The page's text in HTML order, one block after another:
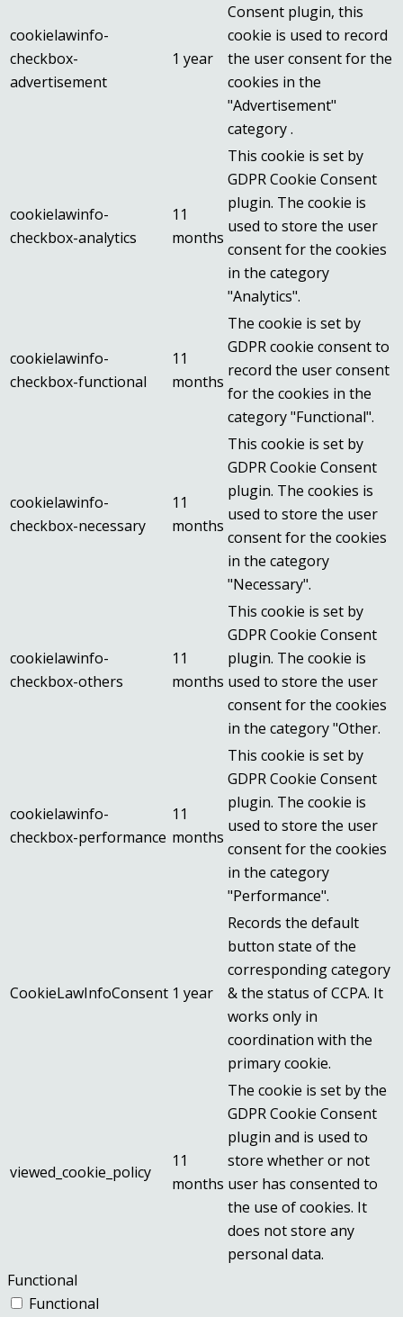
cookielawinfo-
checkbox-
advertisement
1 year
Consent plugin, this
cookie is used to record
the user consent for the
cookies in the
"Advertisement"
category .
cookielawinfo-
checkbox-analytics
11
months
This cookie is set by
GDPR Cookie Consent
plugin. The cookie is
used to store the user
consent for the cookies
in the category
"Analytics".
cookielawinfo-
checkbox-functional
11
months
The cookie is set by
GDPR cookie consent to
record the user consent
for the cookies in the
category "Functional".
cookielawinfo-
checkbox-necessary
11
months
This cookie is set by
GDPR Cookie Consent
plugin. The cookies is
used to store the user
consent for the cookies
in the category
"Necessary".
cookielawinfo-
checkbox-others
11
months
This cookie is set by
GDPR Cookie Consent
plugin. The cookie is
used to store the user
consent for the cookies
in the category "Other.
cookielawinfo-
checkbox-performance
11
months
This cookie is set by
GDPR Cookie Consent
plugin. The cookie is
used to store the user
consent for the cookies
in the category
"Performance".
CookieLawInfoConsent 1 year
Records the default
button state of the
corresponding category
& the status of CCPA. It
works only in
coordination with the
primary cookie.
viewed_cookie_policy
11
months
The cookie is set by the
GDPR Cookie Consent
plugin and is used to
store whether or not
user has consented to
the use of cookies. It
does not store any
personal data.
Functional
Functional